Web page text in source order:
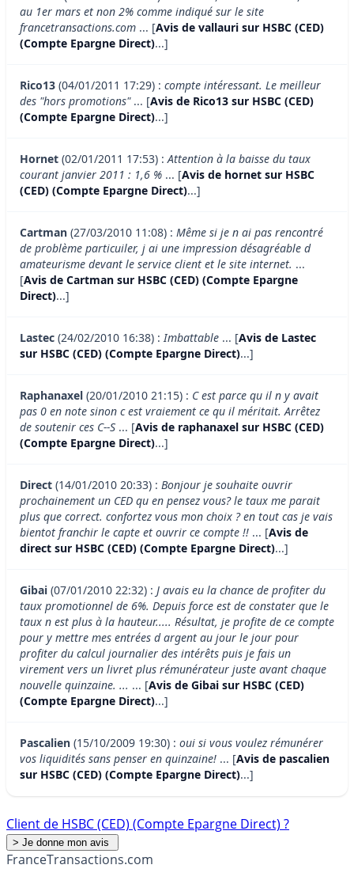
au 1er mars et non 2% comme indiqué sur le site
francetransactions.com ... [Avis de vallauri sur HSBC (CED)
(Compte Epargne Direct)...]
Rico13 (04/01/2011 17:29) : compte intéressant. Le meilleur
des "hors promotions"... [Avis de Rico13 sur HSBC (CED)
(Compte Epargne Direct)...]
Hornet (02/01/2011 17:53) :Attention à la baisse du taux
courant janvier 2011 : 1,6 % ... [Avis de hornet sur HSBC
(CED) (Compte Epargne Direct)...]
Cartman (27/03/2010 11:08) : Même si je n ai pas rencontré
de problème particuiler, j ai une impression désagréable d
amateurisme devant le service client et le site internet. ...
[Avis de Cartman sur HSBC (CED) (Compte Epargne
Direct)...]
Lastec (24/02/2010 16:38) :Imbattable ... [Avis de Lastec
sur HSBC (CED) (Compte Epargne Direct)...]
Raphanaxel (20/01/2010 21:15) : C est parce qu il n y avait
pas 0 en note sinon c est vraiement ce qu il méritait. Arrêtez
de soutenir ces C--S ... [Avis de raphanaxel sur HSBC (CED)
(Compte Epargne Direct)...]
Direct (14/01/2010 20:33) : Bonjour je souhaite ouvrir
prochainement un CED qu en pensez vous? le taux me parait
plus que correct. confortez vous mon choix ? en tout cas je vais
bientot franchir le capte et ouvrir ce compte !! ... [Avis de
direct sur HSBC (CED) (Compte Epargne Direct)...]
Gibai (07/01/2010 22:32) : J avais eu la chance de profiter du
taux promotionnel de 6%. Depuis force est de constater que le
taux n est plus à la hauteur..... Résultat, je profite de ce compte
pour y mettre mes entrées d argent au jour le jour pour
profiter du calcul journalier des intérêts puis je fais un
virement vers un livret plus rémunérateur juste avant chaque
nouvelle quinzaine. ... ... [Avis de Gibai sur HSBC (CED)
(Compte Epargne Direct)...]
Pascalien (15/10/2009 19:30) : oui si vous voulez rémunérer
vos liquidités sans penser en quinzaine! ... [Avis de pascalien
sur HSBC (CED) (Compte Epargne Direct)...]
Client de HSBC (CED) (Compte Epargne Direct) ?
FranceTransactions.com